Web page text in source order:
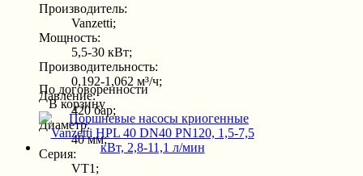
Производитель:
Vanzetti;
Мощность:
5,5-30 кВт;
Производительность:
0,192-1,062 м³/ч;
Давление:
420 бар;
Диаметр:
40 мм;
Серия:
VT1;
По договоренности
В корзину